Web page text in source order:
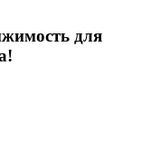
для